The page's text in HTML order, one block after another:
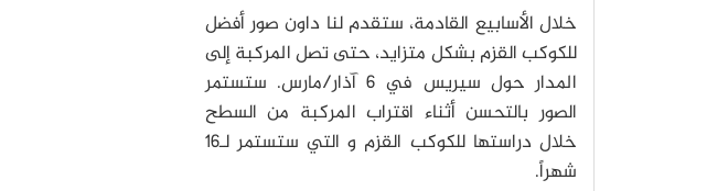
خلال الأسابيع القادمة، ستقدم لنا داون صور أفضل
للكوكب القزم بشكل متزايد، حتى تصل المركبة إلى
المدار حول سيريس في 6 آذار/مارس. ستستمر
الصور بالتحسن أثناء اقتراب المركبة من السطح
خلال دراستها للكوكب القزم و التي ستستمر لـ16
شهراً.